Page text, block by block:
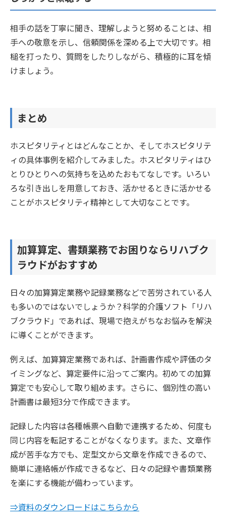
相手の話を丁寧に聞き、理解しようと努めることは、相
手への敬意を示し、信頼関係を深める上で大切です。相
槌を打ったり、質問をしたりしながら、積極的に耳を傾
けましょう。
まとめ
ホスピタリティとはどんなことか、そしてホスピタリテ
ィの具体事例を紹介してみました。ホスピタリティはひ
とりひとりへの気持ちを込めたおもてなしです。いろい
ろな引き出しを用意しておき、活かせるときに活かせる
ことがホスピタリティ精神として大切なことです。
加算算定、書類業務でお困りならリハブク
ラウドがおすすめ
日々の加算算定業務や記録業務などで苦労されている人
も多いのではないでしょうか？科学的介護ソフト「リハ
ブクラウド」であれば、現場で抱えがちなお悩みを解決
に導くことができます。
例えば、加算算定業務であれば、計画書作成や評価のタ
イミングなど、算定要件に沿ってご案内。初めての加算
算定でも安心して取り組めます。さらに、個別性の高い
計画書は最短3分で作成できます。
記録した内容は各種帳票へ自動で連携するため、何度も
同じ内容を転記することがなくなります。また、文章作
成が苦手な方でも、定型文から文章を作成できるので、
簡単に連絡帳が作成できるなど、日々の記録や書類業務
を楽にする機能が備わっています。
⇒資料のダウンロードはこちらから